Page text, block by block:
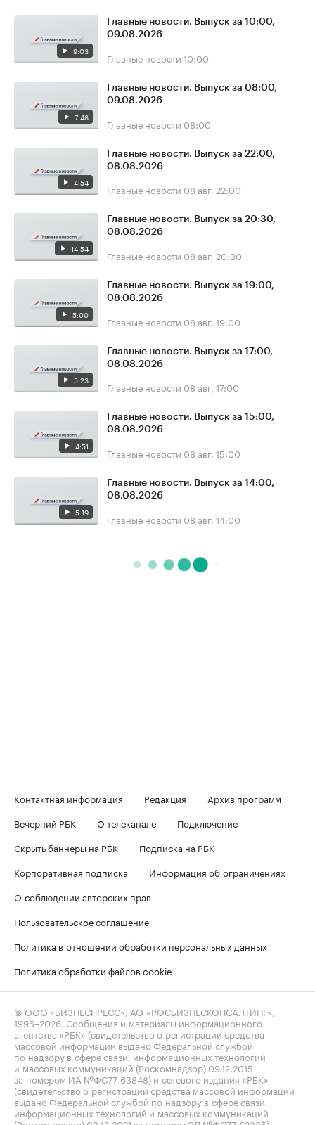
9:03
Главные новости. Выпуск за 10:00,
09.08.2026
Главные новости 10:00
7:48
Главные новости. Выпуск за 08:00,
09.08.2026
Главные новости 08:00
4:54
Главные новости. Выпуск за 22:00,
08.08.2026
Главные новости 08 авг, 22:00
14:54
Главные новости. Выпуск за 20:30,
08.08.2026
Главные новости 08 авг, 20:30
5:00
Главные новости. Выпуск за 19:00,
08.08.2026
Главные новости 08 авг, 19:00
5:23
Главные новости. Выпуск за 17:00,
08.08.2026
Главные новости 08 авг, 17:00
4:51
Главные новости. Выпуск за 15:00,
08.08.2026
Главные новости 08 авг, 15:00
5:19
Главные новости. Выпуск за 14:00,
08.08.2026
Главные новости 08 авг, 14:00
Контактная информация Редакция
Архив программ
Вечерний РБК
О телеканале
Подключение
Скрыть баннеры на РБК
Подписка на РБК
Корпоративная подписка
Информация об ограничениях
О соблюдении авторских прав
Пользовательское соглашение
Политика в отношении обработки персональных данных
Политика обработки файлов cookie
© ООО «БИЗНЕСПРЕСС», АО «РОСБИЗНЕСКОНСАЛТИНГ»,
1995–2026 . Сообщения и материалы информационного
агентства «РБК» (свидетельство о регистрации средства
массовой информации выдано Федеральной службой
по надзору в сфере связи, информационных технологий
и массовых коммуникаций (Роскомнадзор) 09.12.2015
за номером ИА №ФС77-63848) и сетевого издания «РБК»
(свидетельство о регистрации средства массовой информации
выдано Федеральной службой по надзору в сфере связи,
информационных технологий и массовых коммуникаций